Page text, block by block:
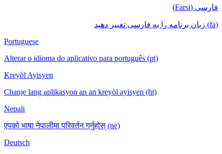
فارسی (Farsi)
(fa) زبان برنامه را به فارسی تغییر دهید
Portuguese
Alterar o idioma do aplicativo para português (pt)
Kreyòl Ayisyen
Chanje lang aplikasyon an an kreyòl ayisyen (ht)
Nepali
एपको भाषा नेपालीमा परिवर्तन गर्नुहोस् (ne)
Deutsch